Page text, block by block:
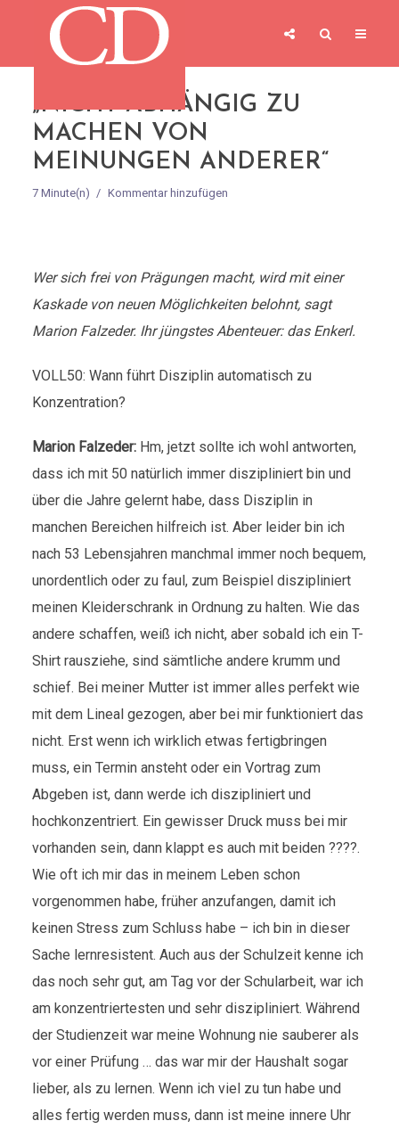
„NICHT ABHÄNGIG ZU
MACHEN VON
MEINUNGEN ANDERER“
7 Minute(n) Kommentar hinzufügen
Wer sich frei von Prägungen macht, wird mit einer
Kaskade von neuen Möglichkeiten belohnt, sagt
Marion Falzeder. Ihr jüngstes Abenteuer: das Enkerl.
VOLL50: Wann führt Disziplin automatisch zu
Konzentration?
Marion Falzeder: Hm, jetzt sollte ich wohl antworten,
dass ich mit 50 natürlich immer diszipliniert bin und
über die Jahre gelernt habe, dass Disziplin in
manchen Bereichen hilfreich ist. Aber leider bin ich
nach 53 Lebensjahren manchmal immer noch bequem,
unordentlich oder zu faul, zum Beispiel diszipliniert
meinen Kleiderschrank in Ordnung zu halten. Wie das
andere schaffen, weiß ich nicht, aber sobald ich ein T-
Shirt rausziehe, sind sämtliche andere krumm und
schief. Bei meiner Mutter ist immer alles perfekt wie
mit dem Lineal gezogen, aber bei mir funktioniert das
nicht. Erst wenn ich wirklich etwas fertigbringen
muss, ein Termin ansteht oder ein Vortrag zum
Abgeben ist, dann werde ich diszipliniert und
hochkonzentriert. Ein gewisser Druck muss bei mir
vorhanden sein, dann klappt es auch mit beiden ????.
Wie oft ich mir das in meinem Leben schon
vorgenommen habe, früher anzufangen, damit ich
keinen Stress zum Schluss habe – ich bin in dieser
Sache lernresistent. Auch aus der Schulzeit kenne ich
das noch sehr gut, am Tag vor der Schularbeit, war ich
am konzentriertesten und sehr diszipliniert. Während
der Studienzeit war meine Wohnung nie sauberer als
vor einer Prüfung … das war mir der Haushalt sogar
lieber, als zu lernen. Wenn ich viel zu tun habe und
alles fertig werden muss, dann ist meine innere Uhr